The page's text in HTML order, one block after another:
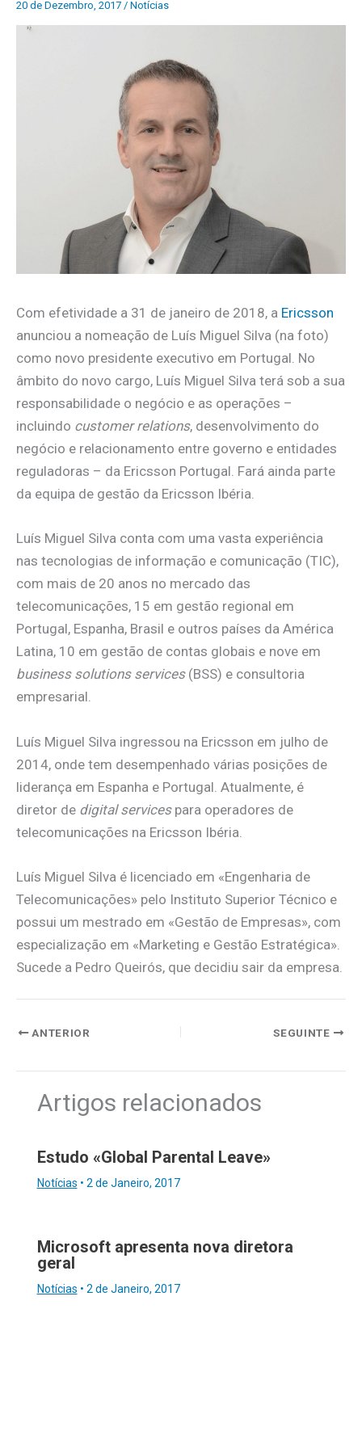
20 de Dezembro, 2017 / Notícias
Com efetividade a 31 de janeiro de 2018, a Ericsson
anunciou a nomeação de Luís Miguel Silva (na foto)
como novo presidente executivo em Portugal. No
âmbito do novo cargo, Luís Miguel Silva terá sob a sua
responsabilidade o negócio e as operações –
incluindo customer relations, desenvolvimento do
negócio e relacionamento entre governo e entidades
reguladoras – da Ericsson Portugal. Fará ainda parte
da equipa de gestão da Ericsson Ibéria.
Luís Miguel Silva conta com uma vasta experiência
nas tecnologias de informação e comunicação (TIC),
com mais de 20 anos no mercado das
telecomunicações, 15 em gestão regional em
Portugal, Espanha, Brasil e outros países da América
Latina, 10 em gestão de contas globais e nove em
business solutions services(BSS) e consultoria
empresarial.
Luís Miguel Silva ingressou na Ericsson em julho de
2014, onde tem desempenhado várias posições de
liderança em Espanha e Portugal. Atualmente, é
diretor de digital servicespara operadores de
telecomunicações na Ericsson Ibéria.
Luís Miguel Silva é licenciado em «Engenharia de
Telecomunicações» pelo Instituto Superior Técnico e
possui um mestrado em «Gestão de Empresas», com
especialização em «Marketing e Gestão Estratégica».
Sucede a Pedro Queirós, que decidiu sair da empresa.
ANTERIOR SEGUINTE
Artigos relacionados
Estudo «Global Parental Leave»
Notícias • 2 de Janeiro, 2017
Microsoft apresenta nova diretora
geral
Notícias • 2 de Janeiro, 2017